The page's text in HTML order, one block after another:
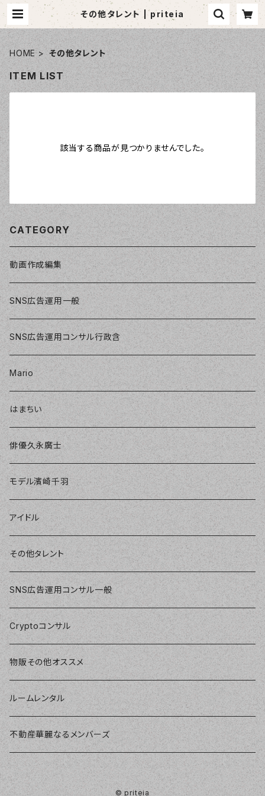
その他タレント | priteia
HOME その他タレント
ITEM LIST
該当する商品が見つかりませんでした。
CATEGORY
動画作成編集
SNS広告運用一般
SNS広告運用コンサル行政含
Mario
はまちい
俳優久永廣士
モデル濱崎千羽
アイドル
その他タレント
SNS広告運用コンサル一般
Cryptoコンサル
物販その他オススメ
ルームレンタル
不動産華麗なるメンバーズ
© priteia